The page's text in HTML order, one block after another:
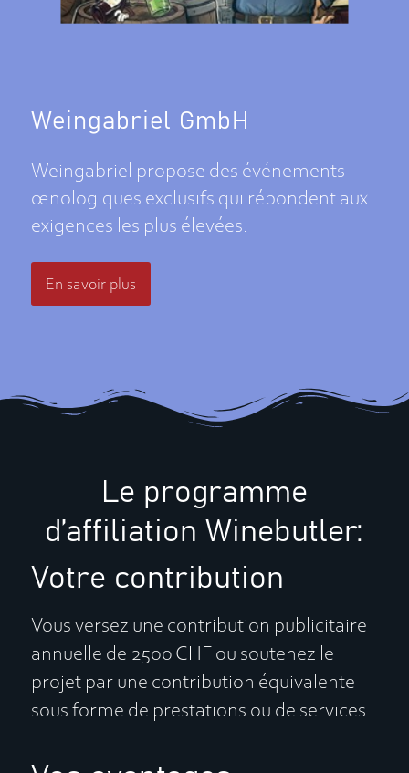
Weingabriel GmbH
Weingabriel propose des événements
œnologiques exclusifs qui répondent aux
exigences les plus élevées.
En savoir plus
Le programme
d’affiliation Winebutler:
Votre contribution
Vous versez une contribution publicitaire
annuelle de 2500 CHF ou soutenez le
projet par une contribution équivalente
sous forme de prestations ou de services.